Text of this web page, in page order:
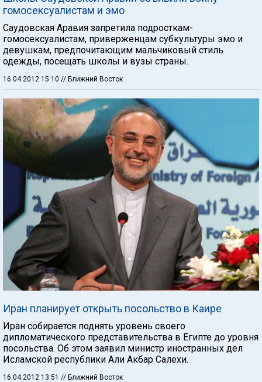
гомосексуалистам и эмо
Саудовская Аравия запретила подросткам-
гомосексуалистам, приверженцам субкультуры эмо и
девушкам, предпочитающим мальчиковый стиль
одежды, посещать школы и вузы страны.
16.04.2012 15:10 // Ближний Восток
Иран планирует открыть посольство в Каире
Иран собирается поднять уровень своего
дипломатического представительства в Египте до уровня
посольства. Об этом заявил министр иностранных дел
Исламской республики Али Акбар Салехи.
16.04.2012 13:51 // Ближний Восток